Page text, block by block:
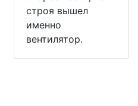
строя вышел
именно
вентилятор.